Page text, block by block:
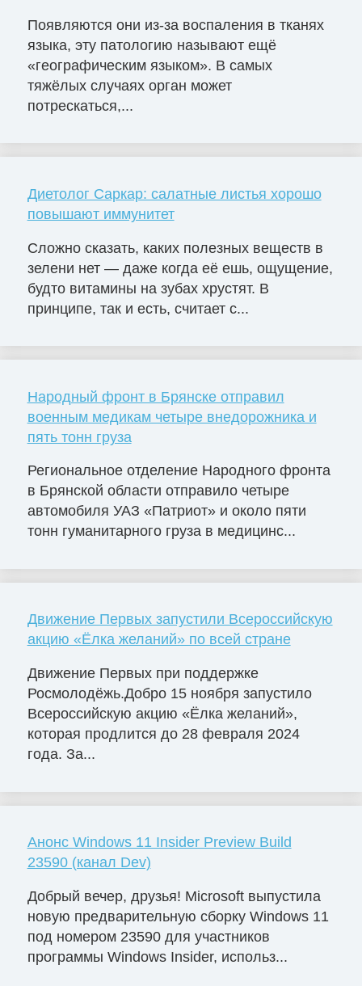
Появляются они из-за воспаления в тканях
языка, эту патологию называют ещё
«географическим языком». В самых
тяжёлых случаях орган может
потрескаться,...
Диетолог Саркар: салатные листья хорошо
повышают иммунитет
Сложно сказать, каких полезных веществ в
зелени нет — даже когда её ешь, ощущение,
будто витамины на зубах хрустят. В
принципе, так и есть, считает с...
Народный фронт в Брянске отправил
военным медикам четыре внедорожника и
пять тонн груза
Региональное отделение Народного фронта
в Брянской области отправило четыре
автомобиля УАЗ «Патриот» и около пяти
тонн гуманитарного груза в медицинс...
Движение Первых запустили Всероссийскую
акцию «Ёлка желаний» по всей стране
Движение Первых при поддержке
Росмолодёжь.Добро 15 ноября запустило
Всероссийскую акцию «Ёлка желаний»,
которая продлится до 28 февраля 2024
года. За...
Анонс Windows 11 Insider Preview Build
23590 (канал Dev)
Добрый вечер, друзья! Microsoft выпустила
новую предварительную сборку Windows 11
под номером 23590 для участников
программы Windows Insider, использ...